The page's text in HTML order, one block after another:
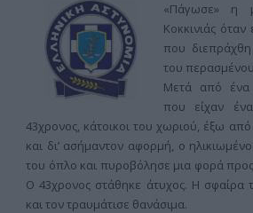
«Πάγωσε» η
Κοκκινιάς
που
του
Μετά από ένα
που είχαν
43χρονος, κάτοικοι του χωριού, έξω
και δι’ ασήμαντον αφορμή, ο
του όπλο και πυροβόλησε μια φορά
Ο 43χρονος στάθηκε άτυχος. Η σφαίρα
και τον τραυμάτισε θανάσιμα.